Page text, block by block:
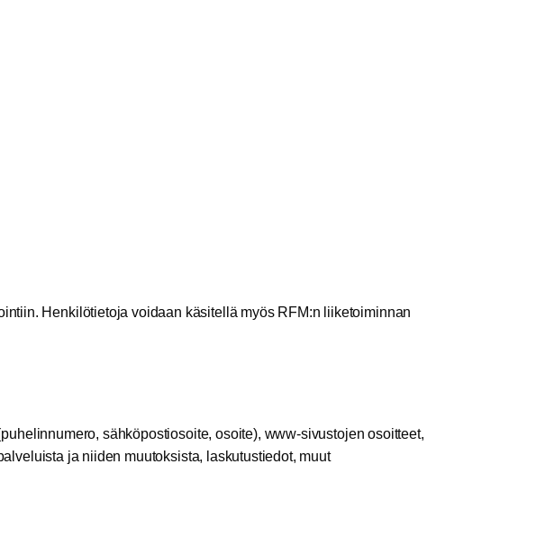
Henkilötietoja voidaan käsitellä myös RFM:n liiketoiminnan
sähköpostiosoite, osoite), www-sivustojen osoitteet,
ja niiden muutoksista, laskutustiedot, muut